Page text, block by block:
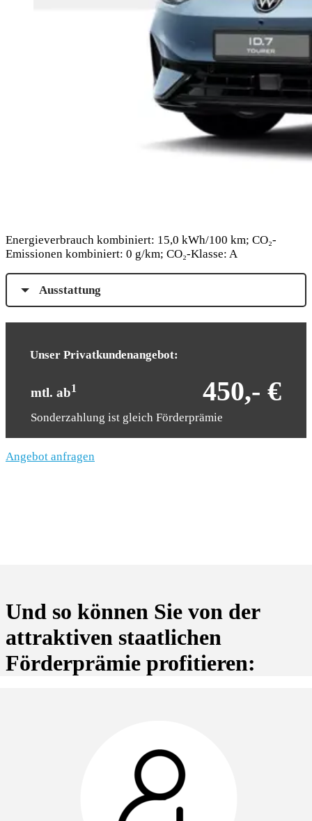
Energieverbrauch kombiniert: 15,0 kWh/100 km; CO₂-
Emissionen kombiniert: 0 g/km; CO₂-Klasse: A
Ausstattung
Unser Privatkundenangebot:
mtl. ab1 450,- €
Sonderzahlung ist gleich Förderprämie
Angebot anfragen
Und so können Sie von der
attraktiven staatlichen
Förderprämie profitieren: